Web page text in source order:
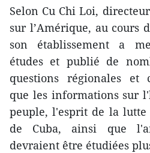
Selon Cu Chi Loi,
sur l’Amérique, au cours
son établissement a
études et publié de
questions régionales et
que les informations sur
peuple, l'esprit de la
de Cuba, ainsi que
devraient être étudiées